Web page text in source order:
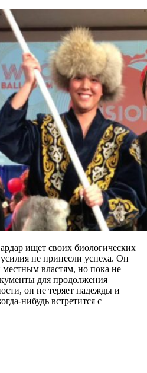
ищет своих биологических
не принесли успеха. Он
властям, но пока не
для продолжения
он не теряет надежды и
нибудь встретится с